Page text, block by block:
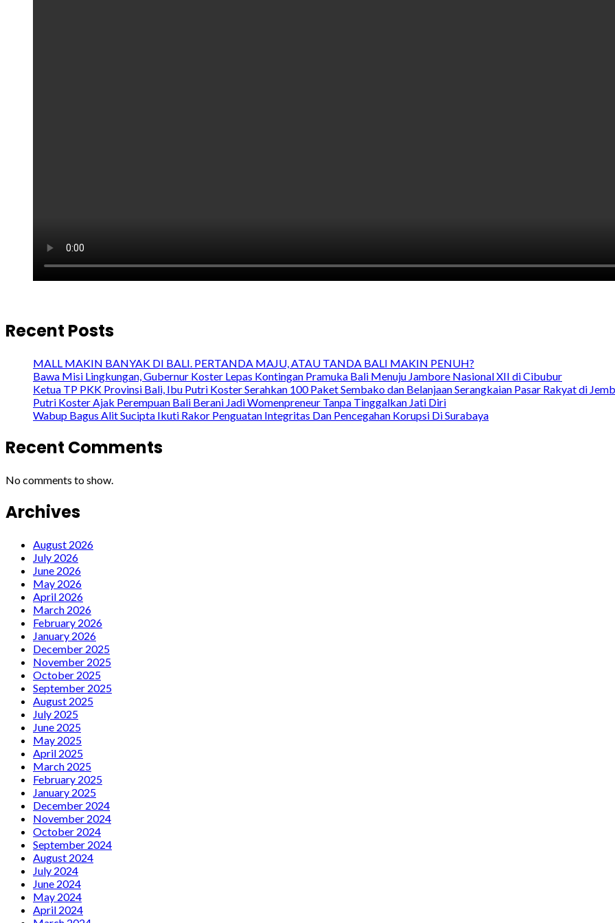
Recent Posts
MALL MAKIN BANYAK DI BALI. PERTANDA MAJU, ATAU TANDA BALI MAKIN PENUH?
Bawa Misi Lingkungan, Gubernur Koster Lepas Kontingan Pramuka Bali Menuju Jambore Nasional XII di Cibubur
Ketua TP PKK Provinsi Bali, Ibu Putri Koster Serahkan 100 Paket Sembako dan Belanjaan Serangkaian Pasar Rakyat di
Putri Koster Ajak Perempuan Bali Berani Jadi Womenpreneur Tanpa Tinggalkan Jati Diri
Wabup Bagus Alit Sucipta Ikuti Rakor Penguatan Integritas Dan Pencegahan Korupsi Di Surabaya
Recent Comments
No comments to show.
Archives
August 2026
July 2026
June 2026
May 2026
April 2026
March 2026
February 2026
January 2026
December 2025
November 2025
October 2025
September 2025
August 2025
July 2025
June 2025
May 2025
April 2025
March 2025
February 2025
January 2025
December 2024
November 2024
October 2024
September 2024
August 2024
July 2024
June 2024
May 2024
April 2024